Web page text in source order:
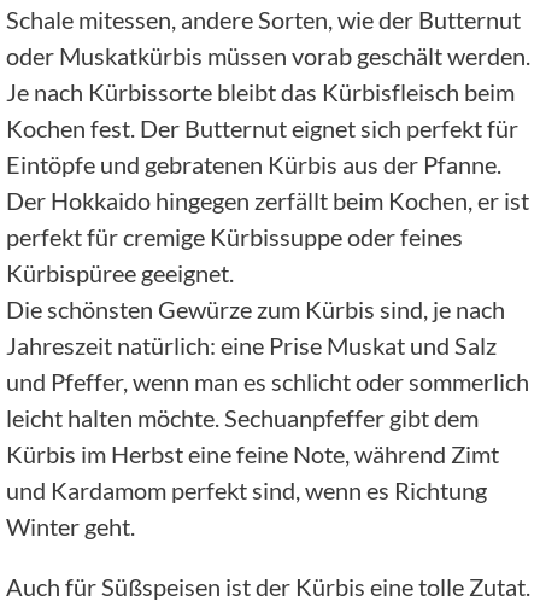
Schale mitessen, andere Sorten, wie der Butternut
oder Muskatkürbis müssen vorab geschält werden.
Je nach Kürbissorte bleibt das Kürbisfleisch beim
Kochen fest. Der Butternut eignet sich perfekt für
Eintöpfe und gebratenen Kürbis aus der Pfanne.
Der Hokkaido hingegen zerfällt beim Kochen, er ist
perfekt für cremige Kürbissuppe oder feines
Kürbispüree geeignet.
Die schönsten Gewürze zum Kürbis sind, je nach
Jahreszeit natürlich: eine Prise Muskat und Salz
und Pfeffer, wenn man es schlicht oder sommerlich
leicht halten möchte. Sechuanpfeffer gibt dem
Kürbis im Herbst eine feine Note, während Zimt
und Kardamom perfekt sind, wenn es Richtung
Winter geht.
Auch für Süßspeisen ist der Kürbis eine tolle Zutat.